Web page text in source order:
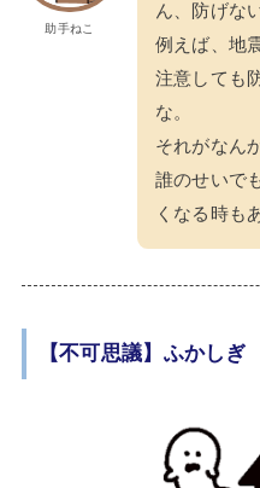
助手ねこ
ん、防げな
例えば、地
注意しても
な。
それがなん
誰のせいで
くなる時も
【不可思議】ふかしぎ